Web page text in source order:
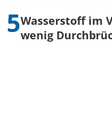
Wasserstoff im
wenig